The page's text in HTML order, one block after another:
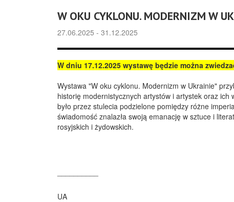
W OKU CYKLONU. MODERNIZM W
27.06.2025 - 31.12.2025
W dniu 17.12.2025 wystawę będzie można
Wystawa "W oku cyklonu. Modernizm w Ukrainie"
historię modernistycznych artystów i artystek oraz
było przez stulecia podzielone pomiędzy różne
świadomość znalazła swoją emanację w sztuce i
rosyjskich i żydowskich.
UA